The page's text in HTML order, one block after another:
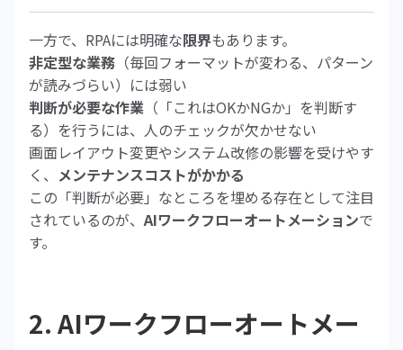
一方で、RPAには明確な限界もあります。
非定型な業務 （毎回フォーマットが変わる、パターン
が読みづらい）には弱い
判断が必要な作業 （「これはOKかNGか」を判断す
る）を行うには、人のチェックが欠かせない
画面レイアウト変更やシステム改修の影響を受けやす
く、 メンテナンスコストがかかる
この「判断が必要」なところを埋める存在として注目
されているのが、AIワークフローオートメーションで
す。
2. AIワークフローオートメー